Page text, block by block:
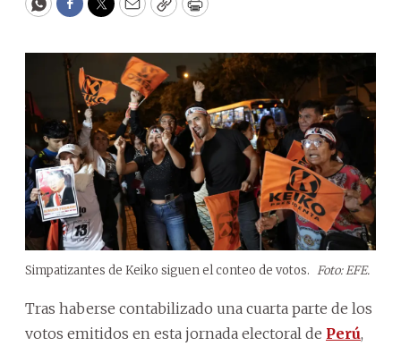
WhatsApp
Facebook
Twitter
EmailCopyPrint
Simpatizantes de Keiko siguen el conteo de votos. Foto: EFE.
Tras haberse contabilizado una cuarta parte de los
votos emitidos en esta jornada electoral de Perú,